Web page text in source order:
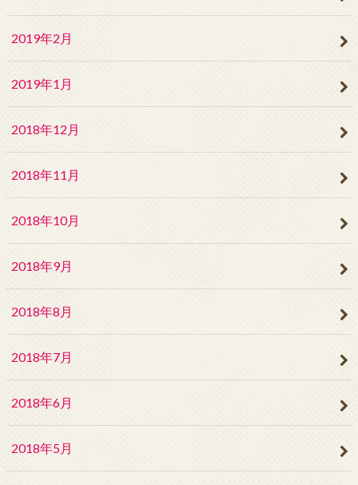
2019年2月
2019年1月
2018年12月
2018年11月
2018年10月
2018年9月
2018年8月
2018年7月
2018年6月
2018年5月